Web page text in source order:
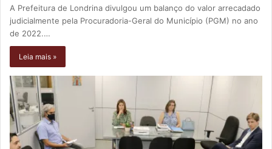
A Prefeitura de Londrina divulgou um balanço do valor arrecadado
judicialmente pela Procuradoria-Geral do Município (PGM) no ano
de 2022.…
Leia mais »